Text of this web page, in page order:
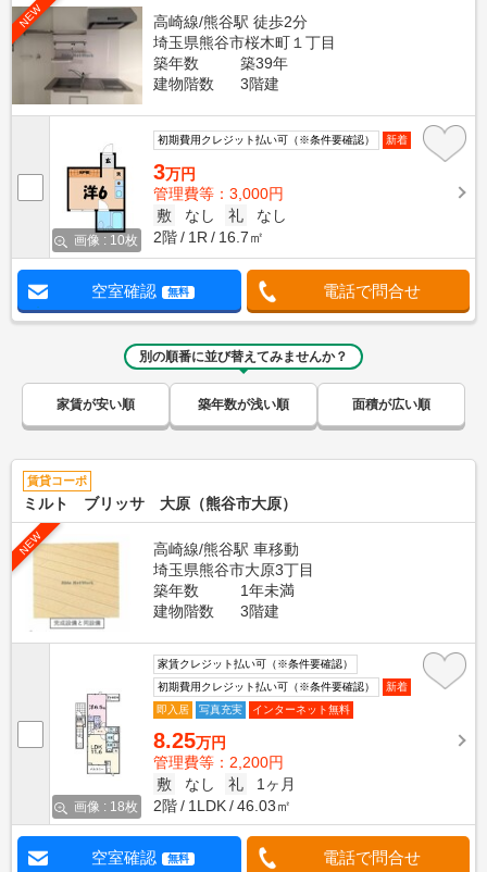
NEW
高崎線/熊谷駅 徒歩2分
埼玉県熊谷市桜木町１丁目
築年数
築39年
建物階数
3階建
画像 : 10枚
初期費用クレジット払い可（※条件要確認） 新着
3万円
管理費等：3,000円
敷
なし 礼
なし
2階
1R 16.7㎡
空室確認 無料 電話で問合せ
別の順番に並び替えてみませんか？
家賃が安い順 築年数が浅い順 面積が広い順
賃貸コーポ
ミルト ブリッサ 大原（熊谷市大原）
NEW
高崎線/熊谷駅 車移動
埼玉県熊谷市大原3丁目
築年数
1年未満
建物階数
3階建
画像 : 18枚
家賃クレジット払い可（※条件要確認）
初期費用クレジット払い可（※条件要確認）
新着
即入居
写真充実 インターネット無料
8.25万円
管理費等：2,200円
敷
なし 礼
1ヶ月
2階
1LDK 46.03㎡
空室確認 無料 電話で問合せ